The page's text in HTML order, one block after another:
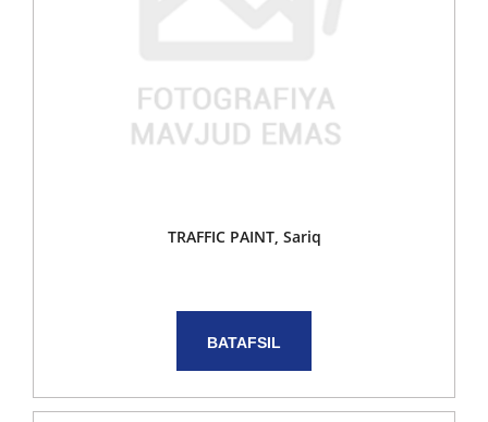
TRAFFIC PAINT, Sariq
BATAFSIL